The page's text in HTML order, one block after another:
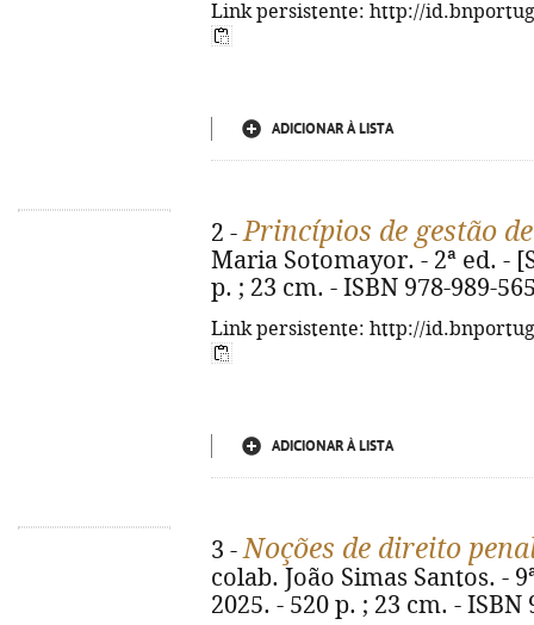
Link persistente: http://
ADICIONAR À LISTA
2 -Princípios de gestão
Maria Sotomayor. - 2ª ed. -
p. ; 23 cm. - ISBN 978-989-
Link persistente: http://
ADICIONAR À LISTA
3 -Noções de direito
colab. João Simas Santos. -
2025. - 520 p. ; 23 cm. - ISBN